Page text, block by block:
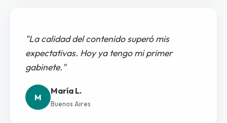
"La calidad del contenido superó mis
expectativas. Hoy ya tengo mi primer
gabinete."
M
María L.
Buenos Aires